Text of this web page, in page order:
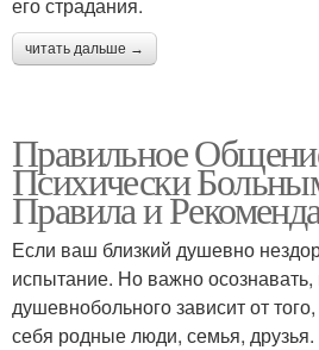
читать дальше →
Правильное
Психически
Правила и
Если ваш близкий душевно
испытание. Но важно осознавать,
душевнобольного зависит от
себя родные люди, семья,